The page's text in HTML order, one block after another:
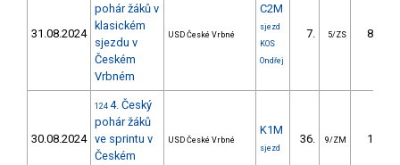
31.08.2024
pohár žáků v
klasickém
sjezdu v
Českém
Vrbném
USD České Vrbné
C2M
sjezd
KOS
Ondřej
7. 5/ZS 83.93
30.08.2024
124 4. Český
pohár žáků
ve sprintu v
Českém
USD České Vrbné
K1M
sjezd
36. 9/ZM 16.74